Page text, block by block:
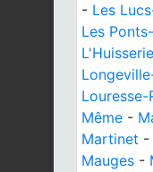
- Les
Les
L'Huisserie
Louresse-
Même -
Martinet -
Mauges -